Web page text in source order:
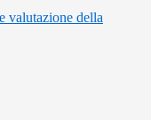
valutazione della